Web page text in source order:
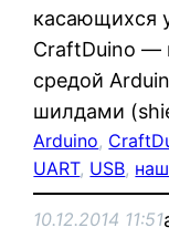
касающихся
CraftDuino —
средой
шилдами
Arduino,
UART, USB,
10.12.2014 11:51